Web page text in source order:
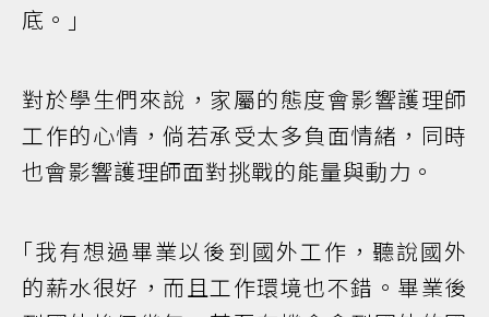
底。｣
對於學生們來說，家屬的態度會影響護理師
工作的心情，倘若承受太多負面情緒，同時
也會影響護理師面對挑戰的能量與動力。
｢我有想過畢業以後到國外工作，聽說國外
的薪水很好，而且工作環境也不錯。畢業後